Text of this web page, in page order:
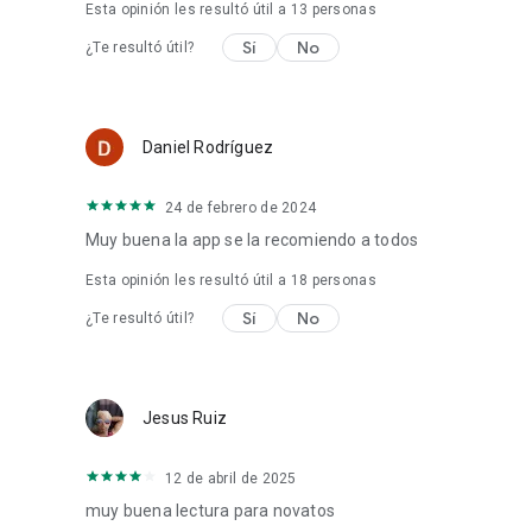
Esta opinión les resultó útil a 13 personas
¿Te resultó útil? Sí No
Daniel Rodríguez
24 de febrero de 2024
Muy buena la app se la recomiendo a todos
Esta opinión les resultó útil a 18 personas
¿Te resultó útil? Sí No
Jesus Ruiz
12 de abril de 2025
muy buena lectura para novatos